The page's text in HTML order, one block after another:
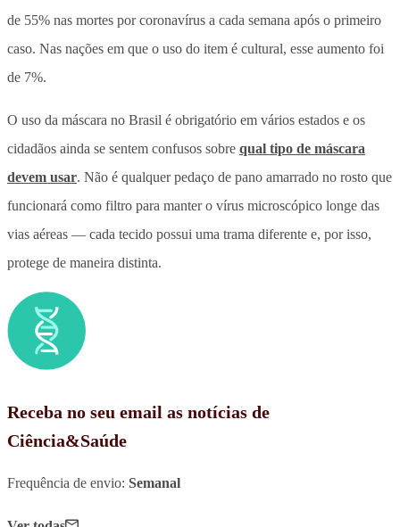
de 55% nas mortes por coronavírus a cada semana após o primeiro
caso. Nas nações em que o uso do item é cultural, esse aumento foi
de 7%.
O uso da máscara no Brasil é obrigatório em vários estados e os
cidadãos ainda se sentem confusos sobre qual tipo de máscara
devem usar. Não é qualquer pedaço de pano amarrado no rosto que
funcionará como filtro para manter o vírus microscópico longe das
vias aéreas — cada tecido possui uma trama diferente e, por isso,
protege de maneira distinta.
Receba no seu email as notícias de
Ciência&Saúde
Frequência de envio: Semanal